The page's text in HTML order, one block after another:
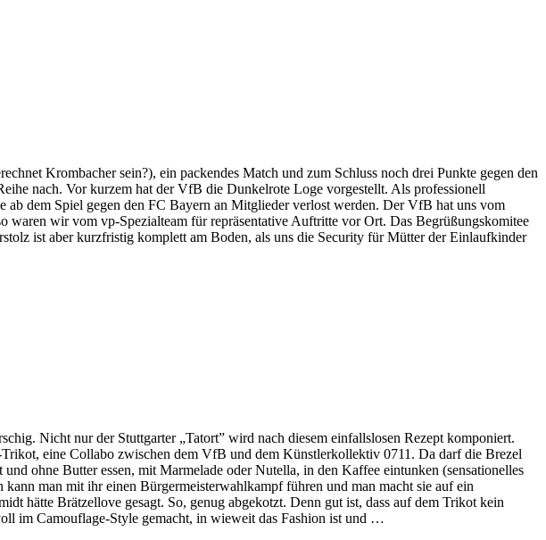
Krombacher sein?), ein packendes Match und zum Schluss noch drei Punkte gegen den
nach. Vor kurzem hat der VfB die Dunkelrote Loge vorgestellt. Als professionell
dem Spiel gegen den FC Bayern an Mitglieder verlost werden. Der VfB hat uns vom
waren wir vom vp-Spezialteam für repräsentative Auftritte vor Ort. Das Begrüßungskomitee
ist aber kurzfristig komplett am Boden, als uns die Security für Mütter der Einlaufkinder
Nicht nur der Stuttgarter „Tatort” wird nach diesem einfallslosen Rezept komponiert.
eine Collabo zwischen dem VfB und dem Künstlerkollektiv 0711. Da darf die Brezel
ohne Butter essen, mit Marmelade oder Nutella, in den Kaffee eintunken (sensationelles
man mit ihr einen Bürgermeisterwahlkampf führen und man macht sie auf ein
hätte Brätzellove gesagt. So, genug abgekotzt. Denn gut ist, dass auf dem Trikot kein
im Camouflage-Style gemacht, in wieweit das Fashion ist und …